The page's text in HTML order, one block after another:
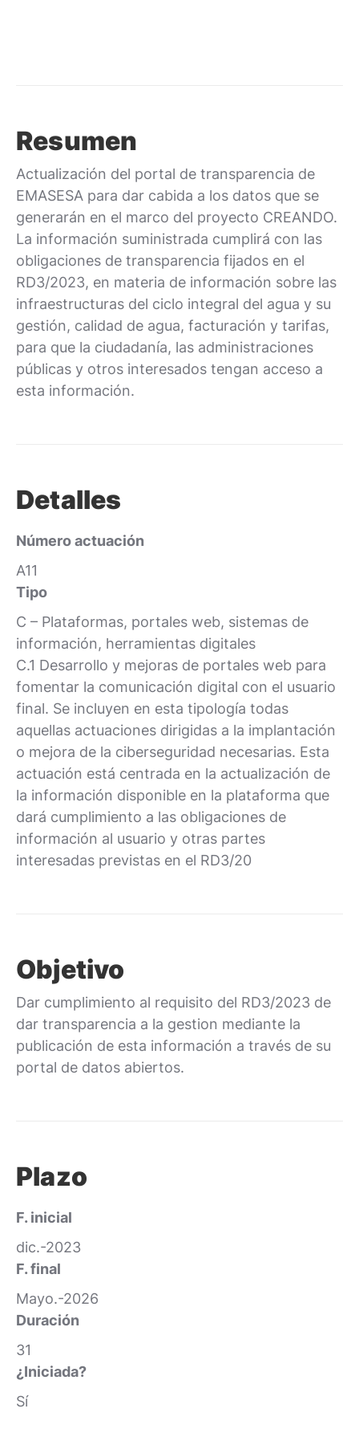
Resumen
Actualización del portal de transparencia de
EMASESA para dar cabida a los datos que se
generarán en el marco del proyecto CREANDO.
La información suministrada cumplirá con las
obligaciones de transparencia fijados en el
RD3/2023, en materia de información sobre las
infraestructuras del ciclo integral del agua y su
gestión, calidad de agua, facturación y tarifas,
para que la ciudadanía, las administraciones
públicas y otros interesados tengan acceso a
esta información.
Detalles
Número actuación
A11
Tipo
C – Plataformas, portales web, sistemas de
información, herramientas digitales
C.1 Desarrollo y mejoras de portales web para
fomentar la comunicación digital con el usuario
final. Se incluyen en esta tipología todas
aquellas actuaciones dirigidas a la implantación
o mejora de la ciberseguridad necesarias. Esta
actuación está centrada en la actualización de
la información disponible en la plataforma que
dará cumplimiento a las obligaciones de
información al usuario y otras partes
interesadas previstas en el RD3/20
Objetivo
Dar cumplimiento al requisito del RD3/2023 de
dar transparencia a la gestion mediante la
publicación de esta información a través de su
portal de datos abiertos.
Plazo
F. inicial
dic.-2023
F. final
Mayo.-2026
Duración
31
¿Iniciada?
Sí